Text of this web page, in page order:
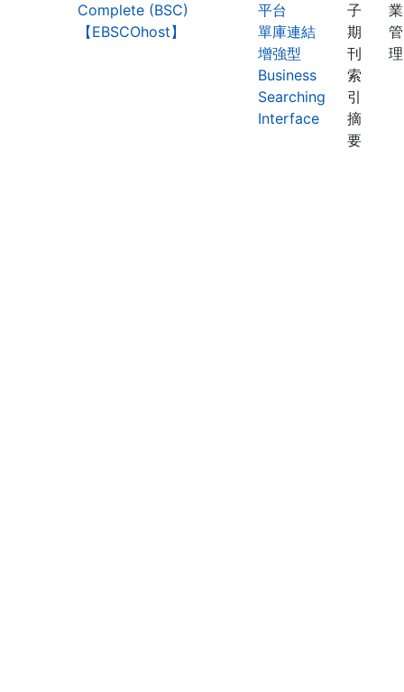
Complete (BSC)
【EBSCOhost】
平台
單庫連結
增強型
Business
Searching
Interface
子
期
刊
索
引
摘
要
業
管
理